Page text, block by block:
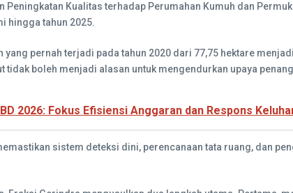
Peningkatan Kualitas terhadap Perumahan Kumuh dan
hingga tahun 2025.
pernah terjadi pada tahun 2020 dari 77,75 hektare
boleh menjadi alasan untuk mengendurkan upaya
2026: Fokus Efisiensi Anggaran dan Respons
sistem deteksi dini, perencanaan tata ruang, dan